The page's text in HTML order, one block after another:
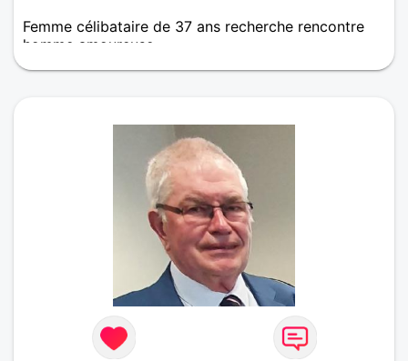
Femme célibataire de 37 ans recherche rencontre
homme amoureuse
Si vous êtes seul aussi, faisons un bout de chemin